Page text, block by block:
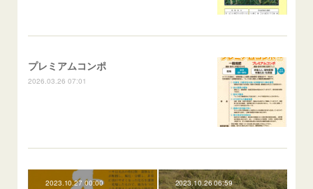
プレミアムコンポ
2026.03.26 07:01
2023.10.27 00:00 2023.10.26 06:59